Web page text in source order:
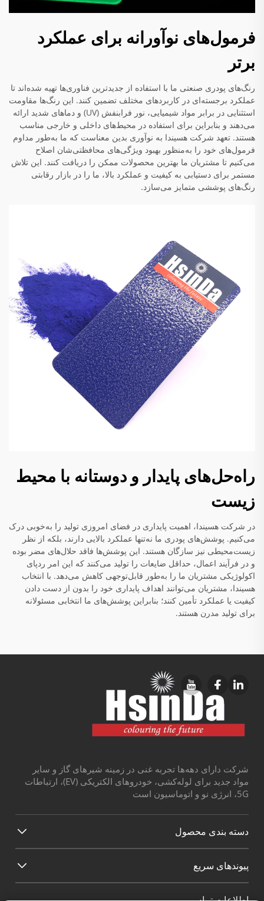
فرمول‌های نوآورانه برای عملکرد
برتر
رنگ‌های پودری صنعتی ما با استفاده از جدیدترین فناوری‌ها تهیه شده‌اند تا
عملکرد برجسته‌ای در کاربردهای مختلف تضمین کنند. این رنگ‌ها مقاومت
استثنایی در برابر مواد شیمیایی، نور فرابنفش (UV) و دماهای شدید ارائه
می‌دهند و بنابراین برای استفاده در محیط‌های داخلی و خارجی مناسب
هستند. تعهد شرکت هسیندا به نوآوری بدین معناست که ما به‌طور مداوم
فرمول‌های خود را به‌منظور بهبود ویژگی‌های محافظتی‌شان اصلاح
می‌کنیم تا مشتریان ما بهترین محصولات ممکن را دریافت کنند. این تلاش
مستمر برای دستیابی به کیفیت و عملکرد بالا، ما را در بازار رقابتی
رنگ‌های پوششی متمایز می‌سازد.
راه‌حل‌های پایدار و دوستانه با محیط
زیست
در شرکت هسیندا، اهمیت پایداری در فضای امروزی تولید را به‌خوبی درک
می‌کنیم. پوشش‌های پودری ما نه‌تنها عملکرد بالایی دارند، بلکه از نظر
زیست‌محیطی نیز سازگان هستند. این پوشش‌ها فاقد حلال‌های مضر بوده
و در فرآیند اعمال، حداقل ضایعات را تولید می‌کنند که این امر ردپای
اکولوژیکی مشتریان ما را به‌طور قابل‌توجهی کاهش می‌دهد. با انتخاب
هسیندا، مشتریان می‌توانند اهداف پایداری خود را بدون از دست دادن
کیفیت یا عملکرد تأمین کنند؛ بنابراین پوشش‌های ما انتخابی مسئولانه
برای تولید مدرن هستند.
شرکت دارای دهه‌ها تجربه غنی در زمینه شیرهای گاز و سایر
مواد جدید برای لوله‌کشی، خودروهای الکتریکی (EV)، ارتباطات
5G، انرژی نو و اتوماسیون است
دسته بندی محصول
پیوند‌های سریع